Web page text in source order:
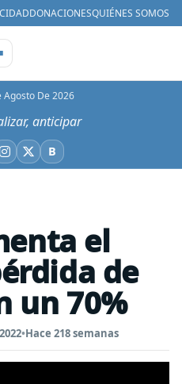
DONACIONESQUIÉNES SOMOS
Agosto De 2026
anticipar
Instagram
X BBluesky
el
de
un 70%
•Hace 218 semanas